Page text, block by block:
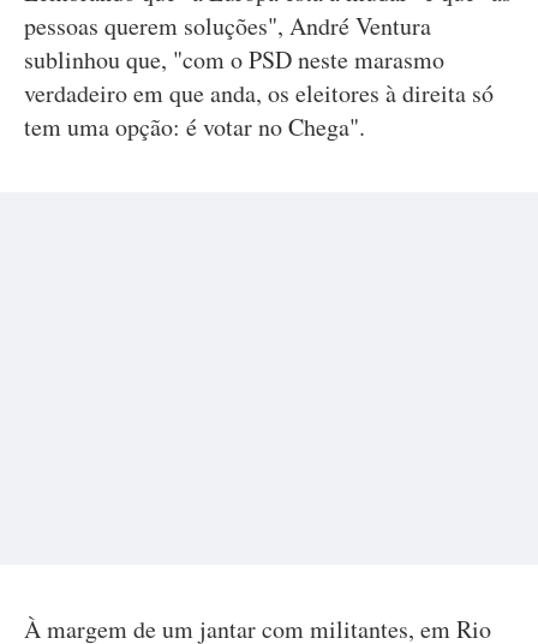
pessoas querem soluções", André Ventura
sublinhou que, "com o PSD neste marasmo
verdadeiro em que anda, os eleitores à direita só
tem uma opção: é votar no Chega".
À margem de um jantar com militantes, em Rio